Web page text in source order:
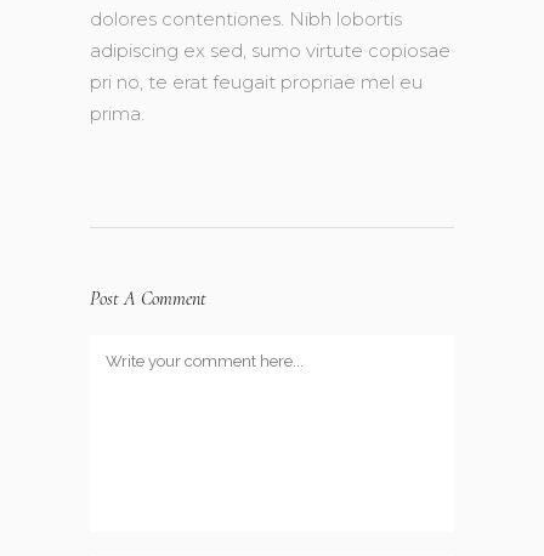
dolores contentiones. Nibh lobortis
adipiscing ex sed, sumo virtute copiosae
pri no, te erat feugait propriae mel eu
prima.
Post A Comment